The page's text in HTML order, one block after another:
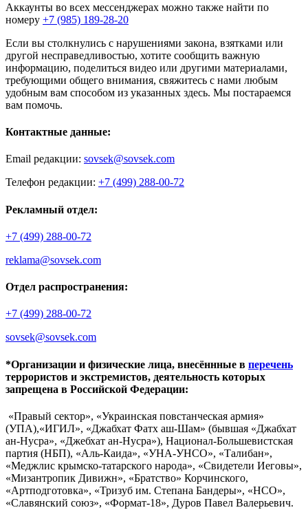
Аккаунты во всех мессенджерах можно также найти по
номеру +7 (985) 189-28-20
Если вы столкнулись с нарушениями закона, взятками или
другой несправедливостью, хотите сообщить важную
информацию, поделиться видео или другими материалами,
требующими общего внимания, свяжитесь с нами любым
удобным вам способом из указанных здесь. Мы постараемся
вам помочь.
Контактные данные:
Email редакции: sovsek@sovsek.com
Телефон редакции: +7 (499) 288-00-72
Рекламный отдел:
+7 (499) 288-00-72
reklama@sovsek.com
Отдел распространения:
+7 (499) 288-00-72
sovsek@sovsek.com
*Организации и физические лица, внесённные в перечень
террористов и экстремистов, деятельность которых
запрещена в Российской Федерации:
«Правый сектор», «Украинская повстанческая армия»
(УПА),«ИГИЛ», «Джабхат Фатх аш-Шам» (бывшая «Джабхат
ан-Нусра», «Джебхат ан-Нусра»), Национал-Большевистская
партия (НБП), «Аль-Каида», «УНА-УНСО», «Талибан»,
«Меджлис крымско-татарского народа», «Свидетели Иеговы»,
«Мизантропик Дивижн», «Братство» Корчинского,
«Артподготовка», «Тризуб им. Степана Бандеры», «НСО»,
«Славянский союз», «Формат-18», Дуров Павел Валерьевич.